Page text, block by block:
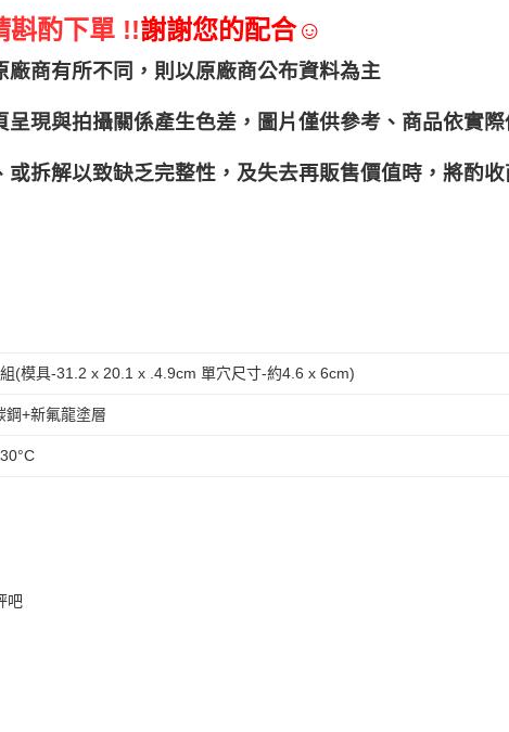
斟酌下單 !!謝謝您的配合☺
廠商有所不同，則以原廠商公布資料為主
呈現與拍攝關係產生色差，圖片僅供參考、商品依實際
或拆解以致缺乏完整性，及失去再販售價值時，將酌收
(模具-31.2 x 20.1 x .4.9cm 單穴尺寸-約4.6 x 6cm)
鋼+新氟龍塗層
吧